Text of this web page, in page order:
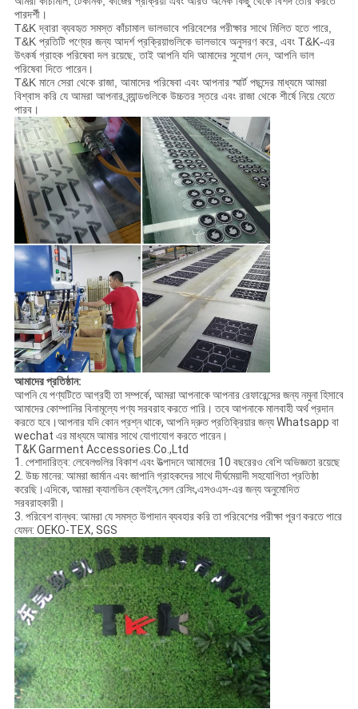
পারদর্শী।
T&K দ্বারা ব্যবহৃত সমস্ত কাঁচামাল ভালভাবে পরিবেশের পরীক্ষার সাথে মিলিত হতে পারে,
T&K প্রতিটি পণ্যের জন্য আদর্শ প্রক্রিয়াগুলিকে ভালভাবে অনুসরণ করে, এবং T&K-এর
উৎকর্ষ গ্রাহক পরিষেবা দল রয়েছে, তাই আপনি যদি আমাদের সুযোগ দেন, আপনি ভাল
পরিষেবা দিতে পারেন।
T&K মানে সেরা থেকে রাজা, আমাদের পরিষেবা এবং আপনার স্মার্ট পছন্দের মাধ্যমে আমরা
বিশ্বাস করি যে আমরা আপনার ব্র্যান্ডগুলিকে উচ্চতর স্তরে এবং রাজা থেকে শীর্ষে নিয়ে যেতে
পারব।
আমাদের প্রতিষ্ঠান:
আপনি যে পণ্যটিতে আগ্রহী তা সম্পর্কে, আমরা আপনাকে আপনার রেফারেন্সের জন্য নমুনা হিসাবে
আমাদের কোম্পানির বিনামূল্যে পণ্য সরবরাহ করতে পারি। তবে আপনাকে মালবাহী অর্থ প্রদান
করতে হবে।আপনার যদি কোন প্রশ্ন থাকে, আপনি দ্রুত প্রতিক্রিয়ার জন্য Whatsapp বা
wechat এর মাধ্যমে আমার সাথে যোগাযোগ করতে পারেন।
T&K Garment Accessories.Co.,Ltd
1. পেশাদারিত্ব: লেবেলগুলির বিকাশ এবং উত্পাদনে আমাদের 10 বছরেরও বেশি অভিজ্ঞতা রয়েছে
2. উচ্চ মানের: আমরা জার্মান এবং জাপানি গ্রাহকদের সাথে দীর্ঘমেয়াদী সহযোগিতা প্রতিষ্ঠা
করেছি।এদিকে, আমরা ক্যালভিন ক্লেইন,সেল রেসিং,এসওএস-এর জন্য অনুমোদিত
সরবরাহকারী।
3. পরিবেশ বান্ধব: আমরা যে সমস্ত উপাদান ব্যবহার করি তা পরিবেশের পরীক্ষা পূরণ করতে পারে
যেমন: OEKO-TEX, SGS